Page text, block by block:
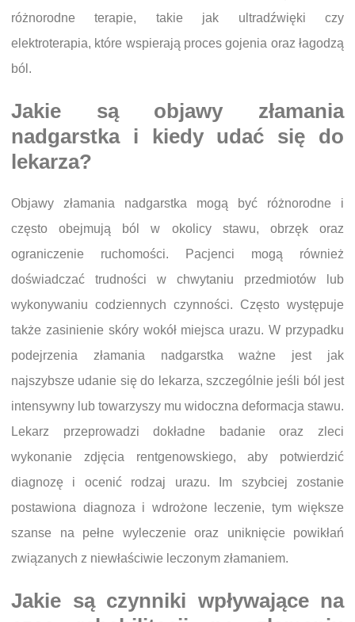
różnorodne terapie, takie jak ultradźwięki czy
elektroterapia, które wspierają proces gojenia oraz łagodzą
ból.
Jakie są objawy złamania
nadgarstka i kiedy udać się do
lekarza?
Objawy złamania nadgarstka mogą być różnorodne i
często obejmują ból w okolicy stawu, obrzęk oraz
ograniczenie ruchomości. Pacjenci mogą również
doświadczać trudności w chwytaniu przedmiotów lub
wykonywaniu codziennych czynności. Często występuje
także zasinienie skóry wokół miejsca urazu. W przypadku
podejrzenia złamania nadgarstka ważne jest jak
najszybsze udanie się do lekarza, szczególnie jeśli ból jest
intensywny lub towarzyszy mu widoczna deformacja stawu.
Lekarz przeprowadzi dokładne badanie oraz zleci
wykonanie zdjęcia rentgenowskiego, aby potwierdzić
diagnozę i ocenić rodzaj urazu. Im szybciej zostanie
postawiona diagnoza i wdrożone leczenie, tym większe
szanse na pełne wyleczenie oraz uniknięcie powikłań
związanych z niewłaściwie leczonym złamaniem.
Jakie są czynniki wpływające na